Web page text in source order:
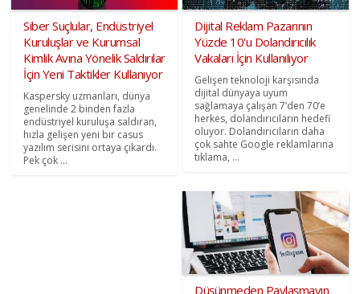
Siber Suçlular, Endüstriyel
Kuruluşlar ve Kurumsal
Kimlik Avına Yönelik Saldırılar
İçin Yeni Taktikler Kullanıyor
Kaspersky uzmanları, dünya
genelinde 2 binden fazla
endüstriyel kuruluşa saldıran,
hızla gelişen yeni bir casus
yazılım serisini ortaya çıkardı.
Pek çok ...
Dijital Reklam Pazarının
Yüzde 10'u Dolandırıcılık
Vakaları İçin Kullanılıyor
Gelişen teknoloji karşısında
dijital dünyaya uyum
sağlamaya çalışan 7’den 70’e
herkes, dolandırıcıların hedefi
oluyor. Dolandırıcıların daha
çok sahte Google reklamlarına
tıklama, ...
Düşünmeden Paylaşmayın